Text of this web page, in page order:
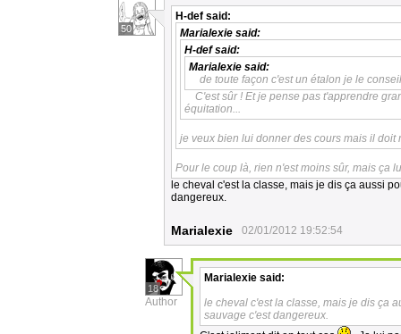
50
H-def said:
Marialexie said:
H-defsaid:
Marialexie said:
de toute façon c'est un étalon je le
C'est sûr ! Et je pense pas t'apprendre
équitation...
je veux bien lui donner des cours mais il doit
Pour le coup là, rien n'est moins sûr, mais ça
le cheval c'est la classe, mais je dis ça aussi
dangereux.
Marialexie 02/01/2012 19:52:54
18
Author
Marialexie said:
le cheval c'est la classe, mais je dis ça
sauvage c'est dangereux.